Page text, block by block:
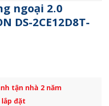
ngoại 2.0
DS-2CE12D8T-
tận nhà 2 năm
đặt